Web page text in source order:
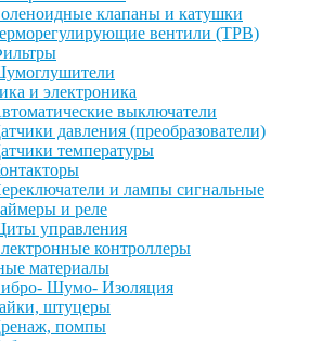
клапаны и катушки
вентили (ТРВ)
и электроника
выключатели
давления (преобразователи)
температуры
и лампы сигнальные
и реле
управления
контроллеры
материалы
Шумо- Изоляция
штуцеры
помпы